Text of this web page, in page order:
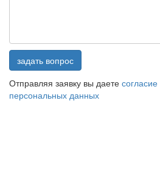
задать вопрос
Отправляя заявку вы даете согласие
персональных данных